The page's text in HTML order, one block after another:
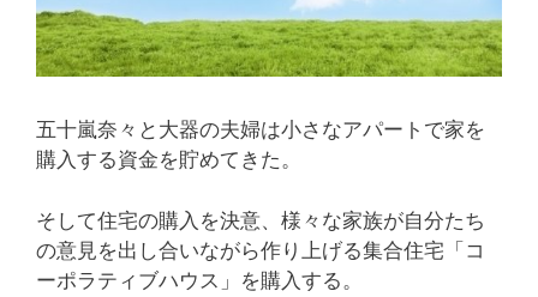
五十嵐奈々と大器の夫婦は小さなアパートで家を
購入する資金を貯めてきた。
そして住宅の購入を決意、様々な家族が自分たち
の意見を出し合いながら作り上げる集合住宅「コ
ーポラティブハウス」を購入する。